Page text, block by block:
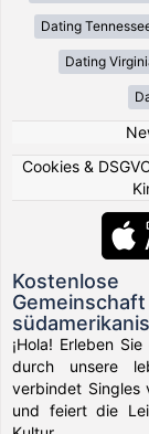
Dating
Dating
Cookies &
¡Hola! Erleben
durch unsere
verbindet Singles
und feiert die